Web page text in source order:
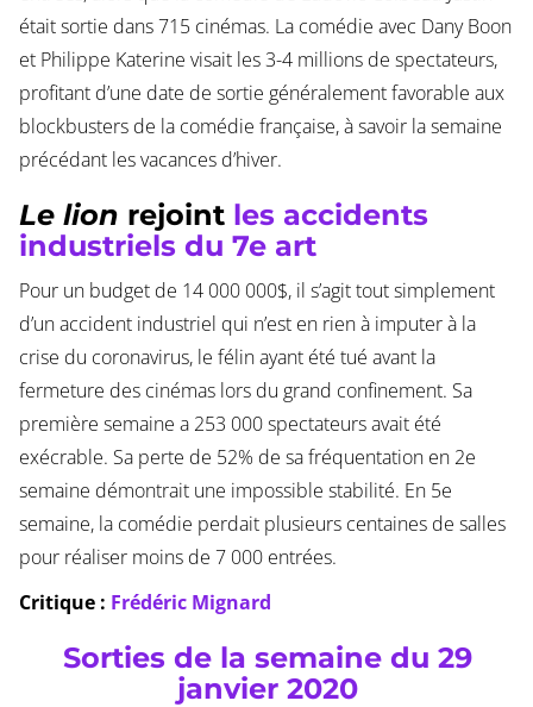
était sortie dans 715 cinémas. La comédie avec Dany Boon
et Philippe Katerine visait les 3-4 millions de spectateurs,
profitant d’une date de sortie généralement favorable aux
blockbusters de la comédie française, à savoir la semaine
précédant les vacances d’hiver.
Le lion rejoint les accidents
industriels du 7e art
Pour un budget de 14 000 000$, il s’agit tout simplement
d’un accident industriel qui n’est en rien à imputer à la
crise du coronavirus, le félin ayant été tué avant la
fermeture des cinémas lors du grand confinement. Sa
première semaine a 253 000 spectateurs avait été
exécrable. Sa perte de 52% de sa fréquentation en 2e
semaine démontrait une impossible stabilité. En 5e
semaine, la comédie perdait plusieurs centaines de salles
pour réaliser moins de 7 000 entrées.
Critique : Frédéric Mignard
Sorties de la semaine du 29
janvier 2020